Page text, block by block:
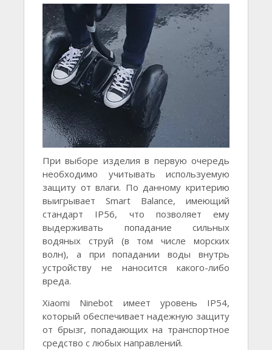
При выборе изделия в первую очередь
необходимо учитывать используемую
защиту от влаги. По данному критерию
выигрывает Smart Balance, имеющий
стандарт IP56, что позволяет ему
выдерживать попадание сильных
водяных струй (в том числе морских
волн), а при попадании воды внутрь
устройству не наносится какого-либо
вреда.
Xiaomi Ninebot имеет уровень IP54,
который обеспечивает надежную защиту
от брызг, попадающих на транспортное
средство с любых направлений.